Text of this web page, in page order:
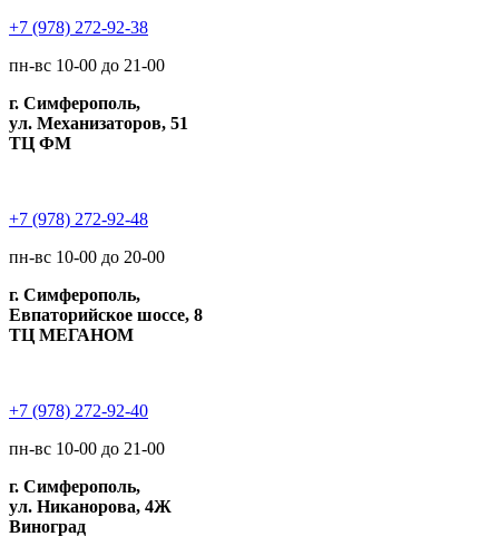
+7 (978) 272-92-38
пн-вс 10-00 до 21-00
г. Симферополь,
ул. Механизаторов, 51
ТЦ ФМ
+7 (978) 272-92-48
пн-вс 10-00 до 20-00
г. Симферополь,
Евпаторийское шоссе, 8
ТЦ МЕГАНОМ
+7 (978) 272-92-40
пн-вс 10-00 до 21-00
г. Симферополь,
ул. Никанорова, 4Ж
Виноград